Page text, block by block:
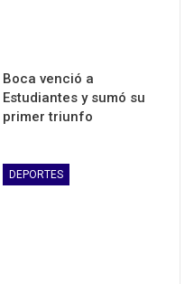
Boca venció a
Estudiantes y sumó su
primer triunfo
DEPORTES